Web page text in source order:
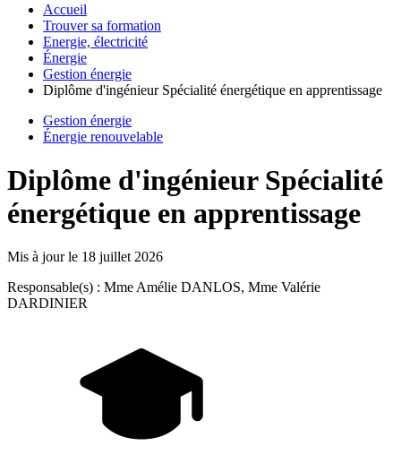
Accueil
Trouver sa formation
Energie, électricité
Énergie
Gestion énergie
Diplôme d'ingénieur Spécialité énergétique en apprentissage
Gestion énergie
Énergie renouvelable
Diplôme d'ingénieur Spécialité
énergétique en apprentissage
Mis à jour le 18 juillet 2026
Responsable(s) : Mme Amélie DANLOS, Mme Valérie
DARDINIER